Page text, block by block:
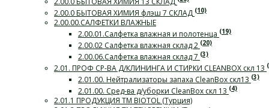
2.00.0 БЫТОВАЯ ХИМИЯ флэш 7 СКЛАД (10)
2.00.00.САЛФЕТКИ ВЛАЖНЫЕ
2.00.01.Салфетка влажная и полотенца (19)
2.00.02 Салфетка влажная склад 2 (20)
2.00.06.Салфетка влажная склад 7 (3)
2.01. ПРОФ СР-ВА Д/КЛИНИНГА И СТИРКИ СLEANBOX скл 13
2.01.00. Нейтрализаторы запаха CleanBox скл13 (3)
2.01.00. Сред-ва д/уборки CleanBox скл 13 (4)
2.01.1 ПРОДУКЦИЯ ТМ BIOTOL (Турция)